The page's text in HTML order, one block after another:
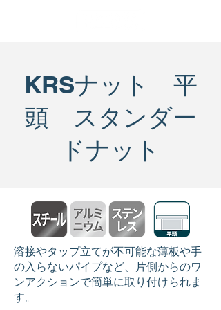
KRSナット 平
頭 スタンダー
ドナット
溶接やタップ立てが不可能な薄板や手
の入らないパイプなど、片側からのワ
ンアクションで簡単に取り付けられま
す。